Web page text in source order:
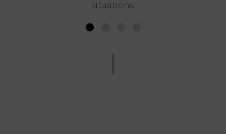
situations.